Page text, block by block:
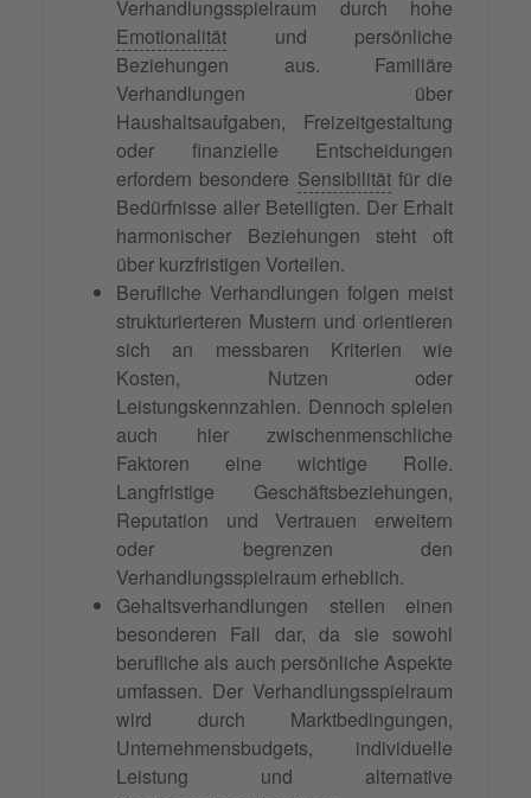
Verhandlungsspielraum durch hohe
Emotionalität und persönliche
Beziehungen aus. Familiäre
Verhandlungen über
Haushaltsaufgaben, Freizeitgestaltung
oder finanzielle Entscheidungen
erfordern besondere Sensibilitätfür die
Bedürfnisse aller Beteiligten. Der Erhalt
harmonischer Beziehungen steht oft
über kurzfristigen Vorteilen.
Berufliche Verhandlungen folgen meist
strukturierteren Mustern und orientieren
sich an messbaren Kriterien wie
Kosten, Nutzen oder
Leistungskennzahlen. Dennoch spielen
auch hier zwischenmenschliche
Faktoren eine wichtige Rolle.
Langfristige Geschäftsbeziehungen,
Reputation und Vertrauen erweitern
oder begrenzen den
Verhandlungsspielraum erheblich.
Gehaltsverhandlungen stellen einen
besonderen Fall dar, da sie sowohl
berufliche als auch persönliche Aspekte
umfassen. Der Verhandlungsspielraum
wird durch Marktbedingungen,
Unternehmensbudgets, individuelle
Leistung und alternative